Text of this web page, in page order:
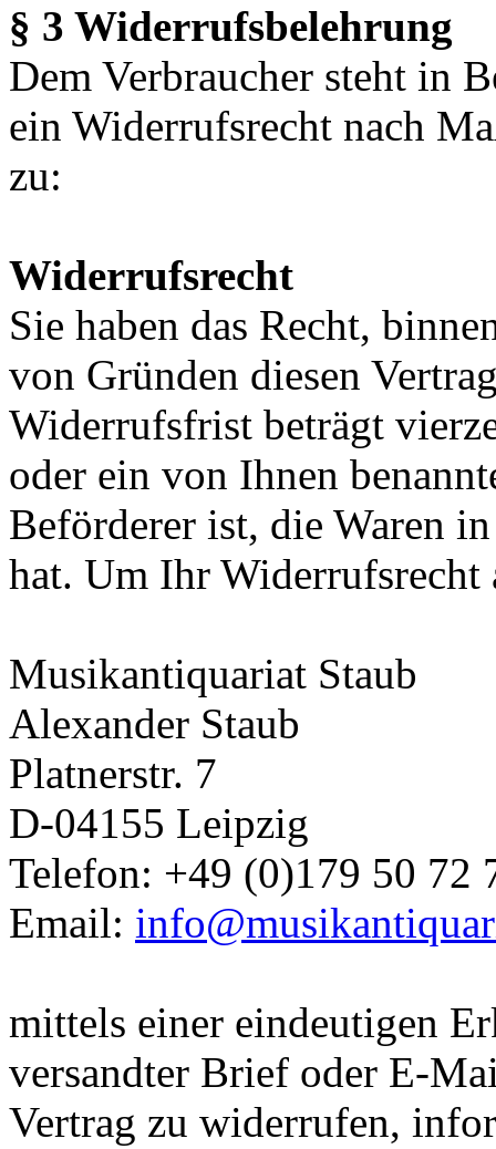
§ 3 Widerrufsbelehrung
Dem Verbraucher steht in
ein Widerrufsrecht nach
zu:
Widerrufsrecht
Sie haben das Recht,
von Gründen diesen
Widerrufsfrist beträgt
oder ein von Ihnen
Beförderer ist, die Waren
hat. Um Ihr Widerrufsrecht
Musikantiquariat Staub
Alexander Staub
Platnerstr. 7
D-04155 Leipzig
Telefon: +49 (0)179 50 72
Email:
mittels einer eindeutigen
versandter Brief oder E-
Vertrag zu widerrufen,